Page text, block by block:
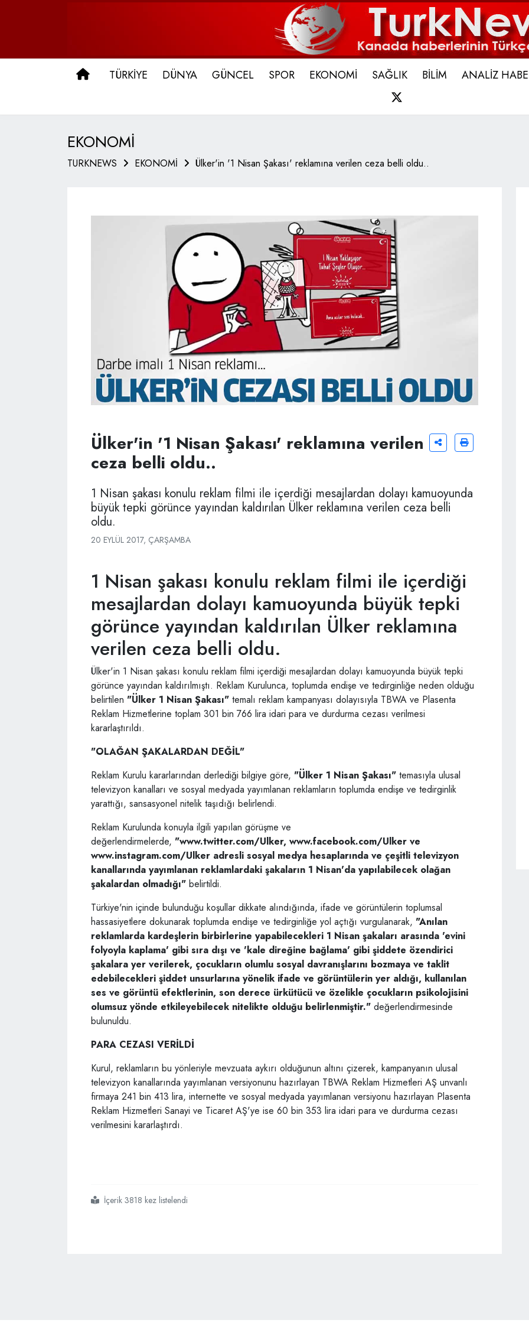
ANA SAYFA
TÜRKİYE DÜNYA GÜNCEL SPOR EKONOMİ SAĞLIK BİLİM ANALİZ
EKONOMİ
TURKNEWS EKONOMİ Ülker'in '1 Nisan Şakası' reklamına verilen ceza belli oldu..
Ülker'in '1 Nisan Şakası' reklamına verilen
ceza belli oldu..
1 Nisan şakası konulu reklam filmi ile içerdiği mesajlardan dolayı kamuoyunda
büyük tepki görünce yayından kaldırılan Ülker reklamına verilen ceza belli
oldu.
20 EYLÜL 2017, ÇARŞAMBA
1 Nisan şakası konulu reklam filmi ile içerdiği
mesajlardan dolayı kamuoyunda büyük tepki
görünce yayından kaldırılan Ülker reklamına
verilen ceza belli oldu.
Ülker'in 1 Nisan şakası konulu reklam filmi içerdiği mesajlardan dolayı kamuoyunda büyük tepki
görünce yayından kaldırılmıştı. Reklam Kurulunca, toplumda endişe ve tedirginliğe neden olduğu
belirtilen "Ülker 1 Nisan Şakası" temalı reklam kampanyası dolayısıyla TBWA ve Plasenta
Reklam Hizmetlerine toplam 301 bin 766 lira idari para ve durdurma cezası verilmesi
kararlaştırıldı.
"OLAĞAN ŞAKALARDAN DEĞİL"
Reklam Kurulu kararlarından derlediği bilgiye göre, "Ülker 1 Nisan Şakası" temasıyla ulusal
televizyon kanalları ve sosyal medyada yayımlanan reklamların toplumda endişe ve tedirginlik
yarattığı, sansasyonel nitelik taşıdığı belirlendi.
Reklam Kurulunda konuyla ilgili yapılan görüşme ve
değerlendirmelerde, "www.twitter.com/Ulker, www.facebook.com/Ulker ve
www.instagram.com/Ulker adresli sosyal medya hesaplarında ve çeşitli televizyon
kanallarında yayımlanan reklamlardaki şakaların 1 Nisan'da yapılabilecek olağan
şakalardan olmadığı" belirtildi.
Türkiye'nin içinde bulunduğu koşullar dikkate alındığında, ifade ve görüntülerin toplumsal
hassasiyetlere dokunarak toplumda endişe ve tedirginliğe yol açtığı vurgulanarak, "Anılan
reklamlarda kardeşlerin birbirlerine yapabilecekleri 1 Nisan şakaları arasında 'evini
folyoyla kaplama' gibi sıra dışı ve 'kale direğine bağlama' gibi şiddete özendirici
şakalara yer verilerek, çocukların olumlu sosyal davranışlarını bozmaya ve taklit
edebilecekleri şiddet unsurlarına yönelik ifade ve görüntülerin yer aldığı, kullanılan
ses ve görüntü efektlerinin, son derece ürkütücü ve özelikle çocukların psikolojisini
olumsuz yönde etkileyebilecek nitelikte olduğu belirlenmiştir." değerlendirmesinde
bulunuldu.
PARA CEZASI VERİLDİ
Kurul, reklamların bu yönleriyle mevzuata aykırı olduğunun altını çizerek, kampanyanın ulusal
televizyon kanallarında yayımlanan versiyonunu hazırlayan TBWA Reklam Hizmetleri AŞ unvanlı
firmaya 241 bin 413 lira, internette ve sosyal medyada yayımlanan versiyonu hazırlayan Plasenta
Reklam Hizmetleri Sanayi ve Ticaret AŞ'ye ise 60 bin 353 lira idari para ve durdurma cezası
verilmesini kararlaştırdı.
#ülkerin
#nisan
#şakası
#reklamına
#verilen
#ceza
#belli
#olduİçerik 3818 kez listelendi